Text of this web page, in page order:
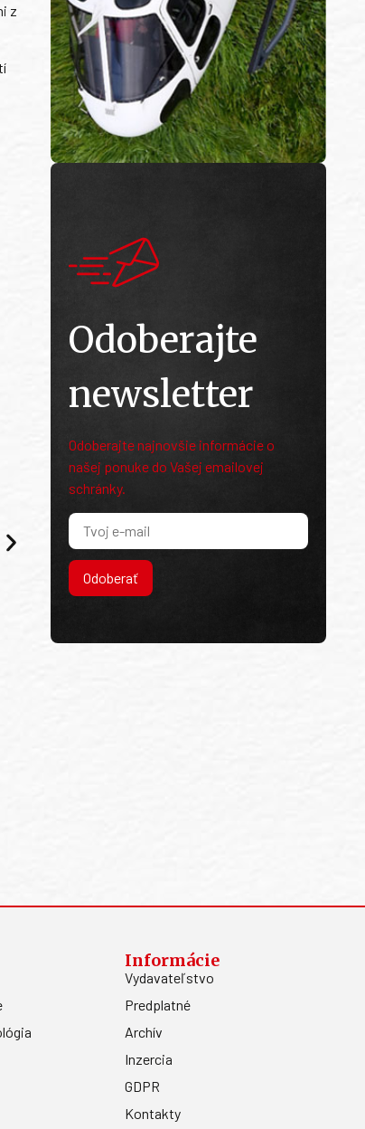
z
Odoberajte
newsletter
Odoberajte najnovšie informácie o
našej ponuke do Vašej emailovej
schránky.
Odoberať
Informácie
Vydavateľstvo
Predplatné
Archív
Inzercia
GDPR
Kontakty